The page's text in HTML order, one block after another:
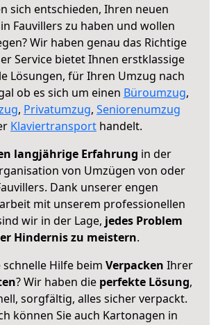
sich entschieden, Ihren neuen
Fauvillers zu haben und wollen
Wir haben genau das Richtige
Service bietet Ihnen erstklassige
Lösungen, für Ihren Umzug nach
ob es sich um einen Büroumzug,
, Privatumzug, Seniorenumzug
Klaviertransport handelt.
langjährige Erfahrung in der
von Umzügen von oder
Dank unserer engen
mit unserem professionellen
wir in der Lage, jedes Problem
Hindernis zu meistern.
schnelle Hilfe beim Verpacken Ihrer
? Wir haben die perfekte Lösung,
sorgfältig, alles sicher verpackt.
können Sie auch Kartonagen in